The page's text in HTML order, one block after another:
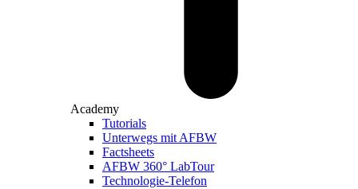
Academy
Tutorials
Unterwegs mit AFBW
Factsheets
AFBW 360° LabTour
Technologie-Telefon